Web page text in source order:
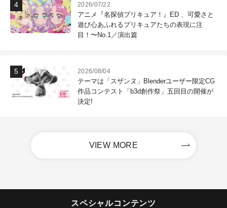
2026/07/22
アニメ『名探偵プリキュア！』ED 、可愛さと
遊び心あふれるプリキュアたちの表現に注
目！〜No.1／演出篇
2026/08/04
テーマは「スザンヌ」Blenderユーザー限定CG
作品コンテスト「b3d創作祭」五回目の開催が
決定!
VIEW MORE
スペシャルコンテンツ